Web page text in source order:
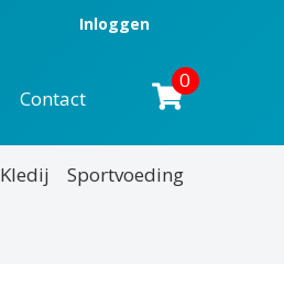
Inloggen
Contact
0
Kledij Sportvoeding